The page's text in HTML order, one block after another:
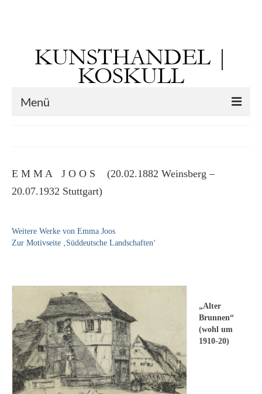
KUNSTHANDEL |
KOSKULL
Menü
Kunst vor 1900
Max Gaisser
George Paice
Johann Georg Strobel
Ludwig Martin Wilberg
Weitere Künstler nach 1945
Kunst 1900-1945
E M M A J O O S (20.02.1882 Weinsberg –
20.07.1932 Stuttgart)
Weitere Werke von Emma Joos
Zur Motivseite ‚Süddeutsche Landschaften‘
„Alter
Brunnen“
(wohl um
1910-20)